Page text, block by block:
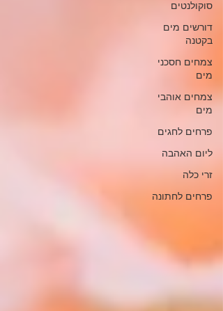
סוקולנטים
דורשים מים
בקטנה
צמחים חסכני
מים
צמחים אוהבי
מים
פרחים לחגים
ליום האהבה
זרי כלה
פרחים לחתונה